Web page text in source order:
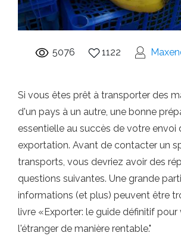
5076 1122
Si vous êtes prêt à transporter des
d'un pays à un autre, une bonne
essentielle au succès de votre
exportation. Avant de contacter un
transports, vous devriez avoir des
questions suivantes. Une grande
informations (et plus) peuvent être
livre «Exporter: le guide définitif pour
l'étranger de manière rentable."